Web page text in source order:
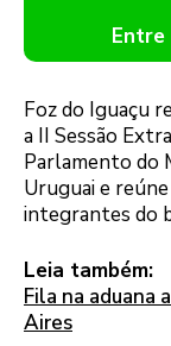
Entre
Foz do Iguaçu
a II Sessão
Parlamento do
Uruguai e
integrantes do
Leia também:
Fila na aduana
Aires